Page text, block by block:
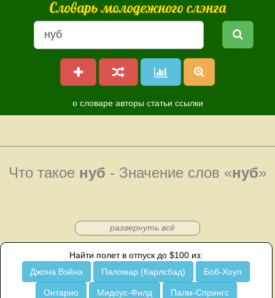
Словарь молодежного слэнга
о словаре авторы статьи ссылки
Что такое нуб - Значение слов «нуб»
развернуть всё
Найти полет в отпуск до $100 из:
Джона Вэйна
Паломар (Карлсбад) Боб-Хоуп
Онтарио Мидоус-Филд Палм-Спрингс